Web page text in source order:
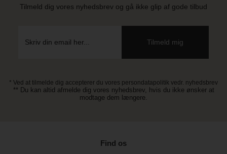
Tilmeld dig vores nyhedsbrev og gå ikke glip af gode tilbud
* Ved at tilmelde dig accepterer du vores persondatapolitik vedr. nyhedsbrev
** Du kan altid afmelde dig vores nyhedsbrev, hvis du ikke ønsker at
modtage dem længere.
Find os